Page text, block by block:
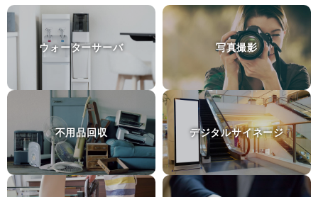
砂利敷き
庭に車を止められるように砂利を敷きたい
富山県富山市
個人輸入代行
モデルロケットエンジン
群馬県前橋市
探偵事務所・興信所
いじめ加害者の住所特定
神奈川県横浜市
ウォーターサーバ
不用品回収
写真撮影
デジタルサイネージ